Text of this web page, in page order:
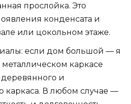
прослойка. Это
конденсата и
или цокольном этаже.
если дом большой — я
каркасе
и
каркаса. В любом случае —